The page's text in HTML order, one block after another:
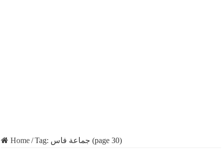
Home/Tag: جماعة فاس (page 30)